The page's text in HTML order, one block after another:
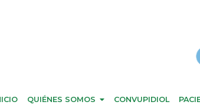
QUIÉNES SOMOS CONVUPIDIOL